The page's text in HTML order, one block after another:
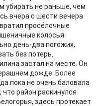
убирать не раньше, чем
вчера с шести вечера
просёлочные
колосья
день-два погожих,
без потерь.
застал на месте. Он
дожде. Более
пока не очень баловала
район раскинулся
здесь протекает